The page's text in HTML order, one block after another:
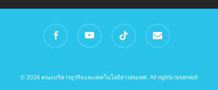
facebook youtube tiktok email
© 2026 คณะบริหารธุรกิจและเทคโนโลยีสารสนเทศ. All rights reserved